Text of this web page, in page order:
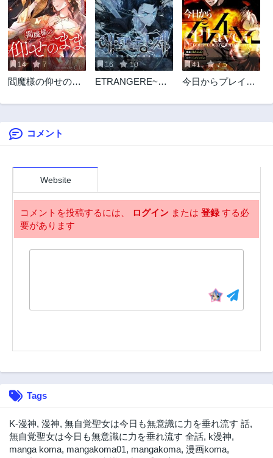
14 7
閻魔様の仰せのま
16 10
ETRANGERE~異
41 7.5
今日からプレイヤ
コメント
Website
コメントを投稿するには、 ログイン または 登録する必
要があります
Tags
K-漫神, 漫神, 無自覚聖女は今日も無意識に力を垂れ流す 話,
無自覚聖女は今日も無意識に力を垂れ流す 全話, k漫神,
manga koma, mangakoma01, mangakoma, 漫画koma,